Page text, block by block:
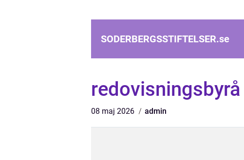
SODERBERGSSTIFTELSER.se
08 maj 2026 admin